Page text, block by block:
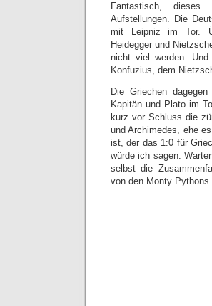
Fantastisch, dieses
Aufstellungen. Die
mit Leipniz im Tor.
Heidegger und
nicht viel werden.
Konfuzius, dem
Die Griechen
Kapitän und Plato im
kurz vor Schluss die
und Archimedes, ehe
ist, der das 1:0 für
würde ich sagen.
selbst die
von den Monty Pythons.